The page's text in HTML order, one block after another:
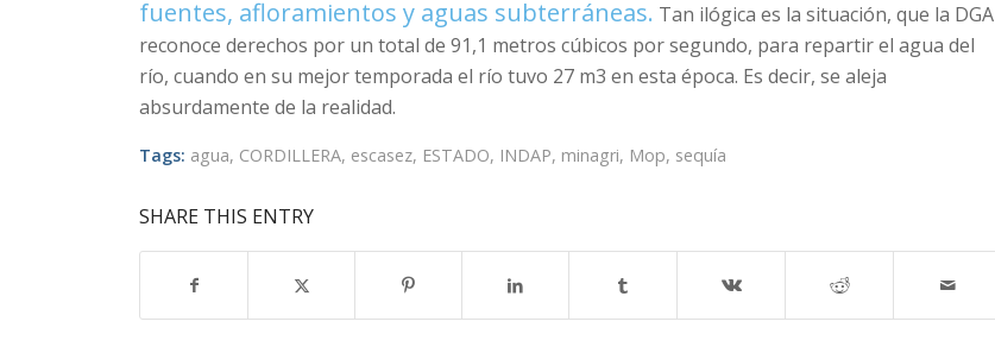
fuentes, afloramientos y aguas subterráneas. Tan ilógica es la situación, que la DGA
reconoce derechos por un total de 91,1 metros cúbicos por segundo, para repartir el agua del
río, cuando en su mejor temporada el río tuvo 27 m3 en esta época. Es decir, se aleja
absurdamente de la realidad.
Tags: agua, CORDILLERA, escasez, ESTADO, INDAP, minagri, Mop, sequía
SHARE THIS ENTRY